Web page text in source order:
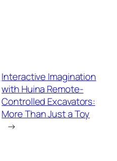
Interactive Imagination
with Huina Remote-
Controlled Excavators:
More Than Just a Toy
→